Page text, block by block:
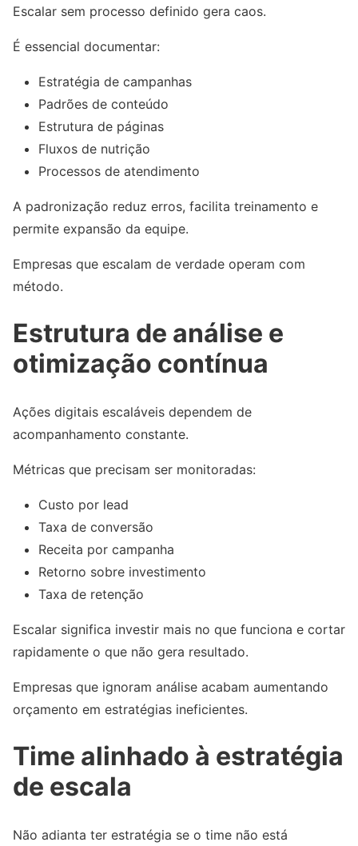
Escalar sem processo definido gera caos.
É essencial documentar:
Estratégia de campanhas
Padrões de conteúdo
Estrutura de páginas
Fluxos de nutrição
Processos de atendimento
A padronização reduz erros, facilita treinamento e
permite expansão da equipe.
Empresas que escalam de verdade operam com
método.
Estrutura de análise e
otimização contínua
Ações digitais escaláveis dependem de
acompanhamento constante.
Métricas que precisam ser monitoradas:
Custo por lead
Taxa de conversão
Receita por campanha
Retorno sobre investimento
Taxa de retenção
Escalar significa investir mais no que funciona e cortar
rapidamente o que não gera resultado.
Empresas que ignoram análise acabam aumentando
orçamento em estratégias ineficientes.
Time alinhado à estratégia
de escala
Não adianta ter estratégia se o time não está